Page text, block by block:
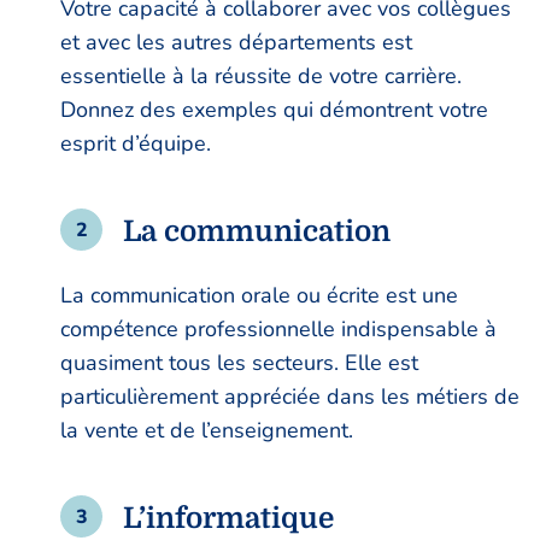
Votre capacité à collaborer avec vos collègues
et avec les autres départements est
essentielle à la réussite de votre carrière.
Donnez des exemples qui démontrent votre
esprit d’équipe.
La communication
La communication orale ou écrite est une
compétence professionnelle indispensable à
quasiment tous les secteurs. Elle est
particulièrement appréciée dans les métiers de
la vente et de l’enseignement.
L’informatique